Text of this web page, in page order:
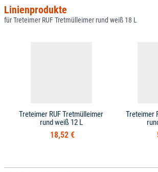
Linienprodukte
für Treteimer RUF Tretmülleimer rund weiß 18 L
Treteimer RUF Tretmülleimer
rund weiß 12 L
18,52 €
Treteimer